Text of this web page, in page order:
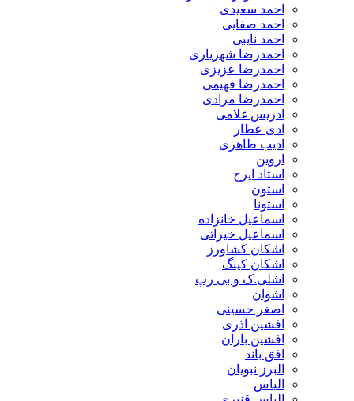
احمد سعیدی
احمد صفایی
احمد نایبی
احمدرضا شهریاری
احمدرضا عزیزی
احمدرضا فهیمی
احمدرضا مرادی
ادریس غلامی
ادی عطار
ادیب طاهری
اروین
استاد ایرج
استون
استونا
اسماعیل خانزاده
اسماعیل خیراتی
اشکان کشاورز
اشکان کینگ
اشلی.ک و بی رپ
اشوان
اصغر حسینی
افشین آذری
افشین باران
افق باند
البرز نبویان
الیاس